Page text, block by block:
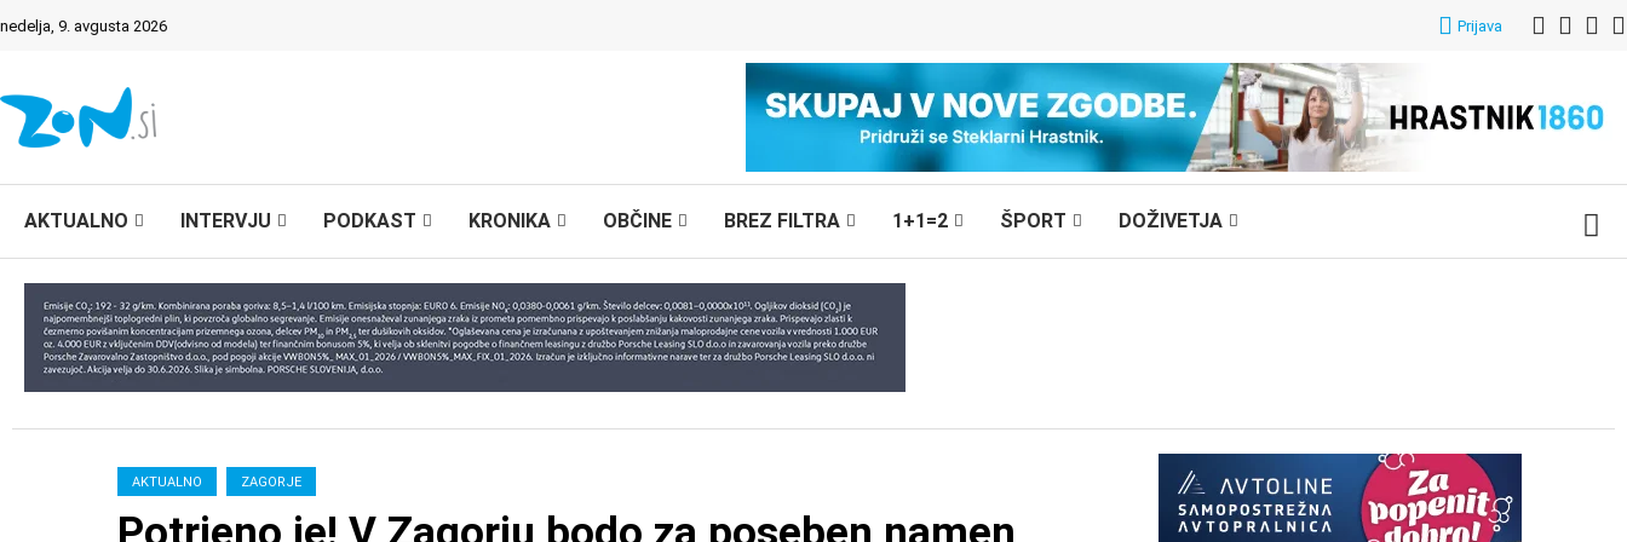
nedelja, 9. avgusta 2026 Prijava
AKTUALNO INTERVJU PODKAST KRONIKA OBČINE BREZ FILTRA 1+1=2 ŠPORT DOŽIVETJA
AKTUALNO ZAGORJE